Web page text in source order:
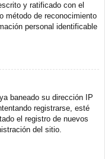
y ratificado con el
método de reconocimiento
personal identificable
baneado su dirección IP
registrarse, esté
el registro de nuevos
del sitio.